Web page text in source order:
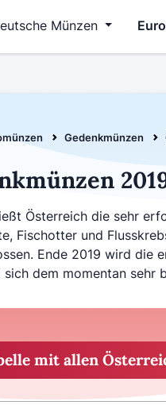
Münzen
Gedenkmünzen
Österreich die sehr
Fischotter und
Ende 2019 wird die
sich dem momentan sehr
mit allen